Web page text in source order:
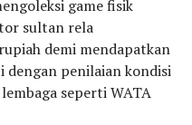
game fisik
sultan rela
demi mendapatkan
dengan penilaian kondisi
seperti WATA